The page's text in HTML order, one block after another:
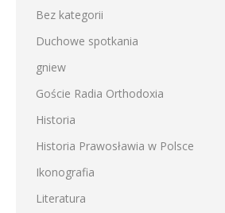
Bez kategorii
Duchowe spotkania
gniew
Goście Radia Orthodoxia
Historia
Historia Prawosławia w Polsce
Ikonografia
Literatura